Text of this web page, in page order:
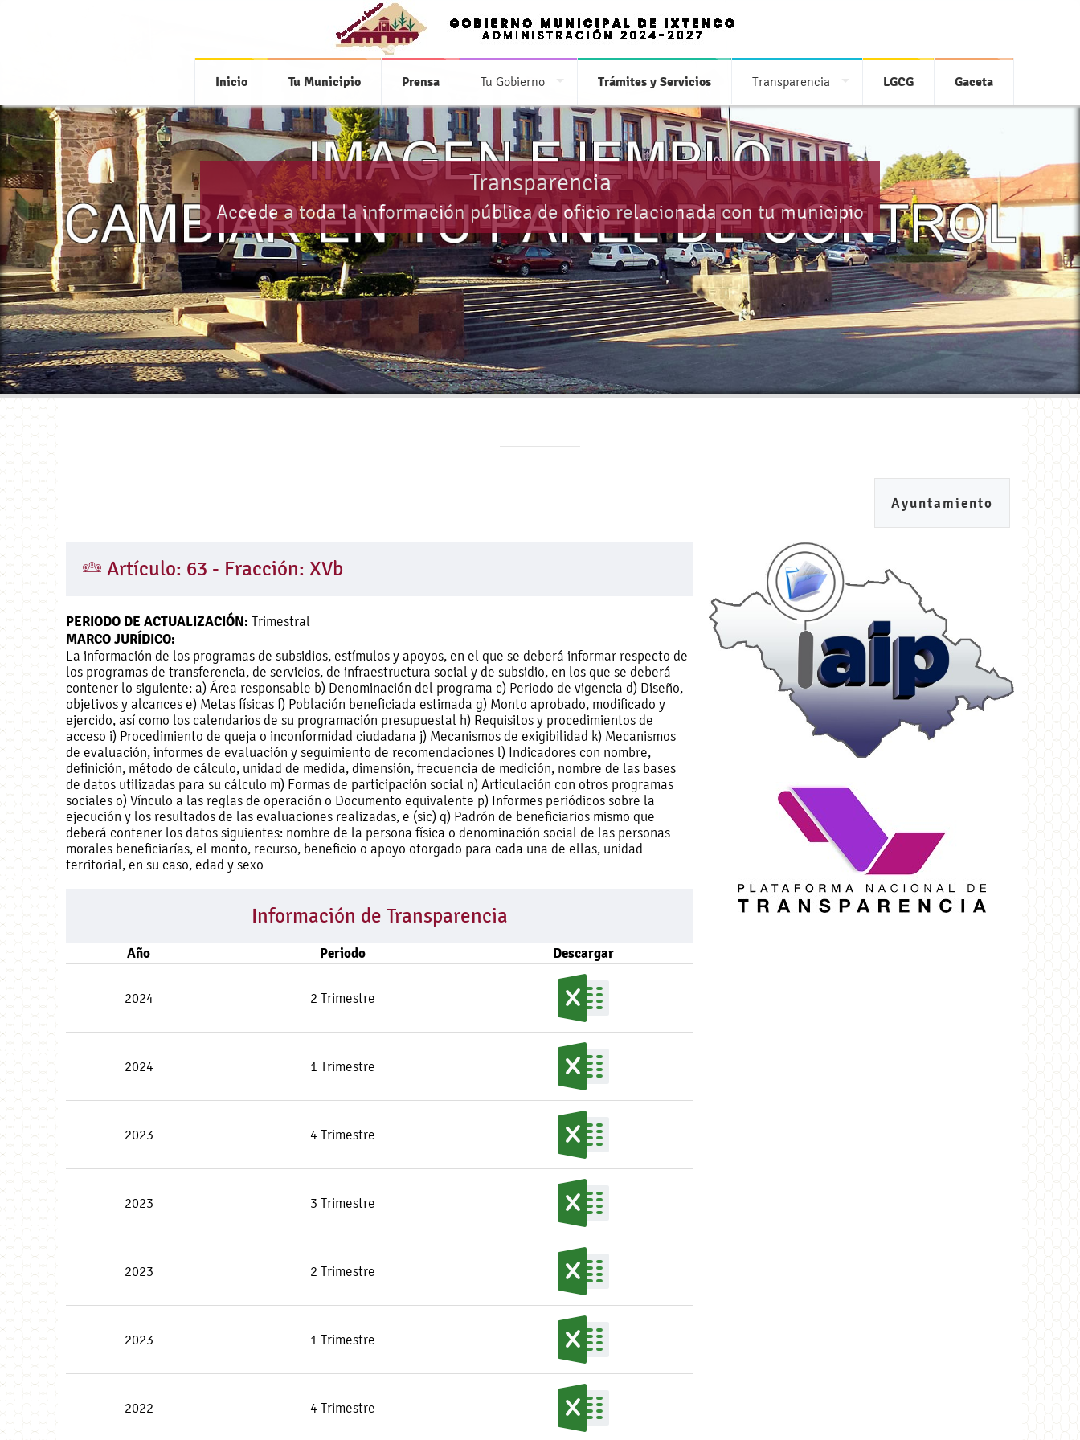
Inicio Tu Municipio Prensa Tu Gobierno Trámites y Servicios Transparencia LGCG Gaceta
Transparencia
Accede a toda la información pública de oficio relacionada con tu municipio
Ayuntamiento
Artículo: 63 - Fracción: XVb
PERIODO DE ACTUALIZACIÓN: Trimestral
MARCO JURÍDICO:
La información de los programas de subsidios, estímulos y apoyos, en el que se deberá informar respecto de
los programas de transferencia, de servicios, de infraestructura social y de subsidio, en los que se deberá
contener lo siguiente: a) Área responsable b) Denominación del programa c) Periodo de vigencia d) Diseño,
objetivos y alcances e) Metas físicas f) Población beneficiada estimada g) Monto aprobado, modificado y
ejercido, así como los calendarios de su programación presupuestal h) Requisitos y procedimientos de
acceso i) Procedimiento de queja o inconformidad ciudadana j) Mecanismos de exigibilidad k) Mecanismos
de evaluación, informes de evaluación y seguimiento de recomendaciones l) Indicadores con nombre,
definición, método de cálculo, unidad de medida, dimensión, frecuencia de medición, nombre de las bases
de datos utilizadas para su cálculo m) Formas de participación social n) Articulación con otros programas
sociales o) Vínculo a las reglas de operación o Documento equivalente p) Informes periódicos sobre la
ejecución y los resultados de las evaluaciones realizadas, e (sic) q) Padrón de beneficiarios mismo que
deberá contener los datos siguientes: nombre de la persona física o denominación social de las personas
morales beneficiarías, el monto, recurso, beneficio o apoyo otorgado para cada una de ellas, unidad
territorial, en su caso, edad y sexo
Información de Transparencia
Año Periodo Descargar
2024 2 Trimestre
2024 1 Trimestre
2023 4 Trimestre
2023 3 Trimestre
2023 2 Trimestre
2023 1 Trimestre
2022 4 Trimestre